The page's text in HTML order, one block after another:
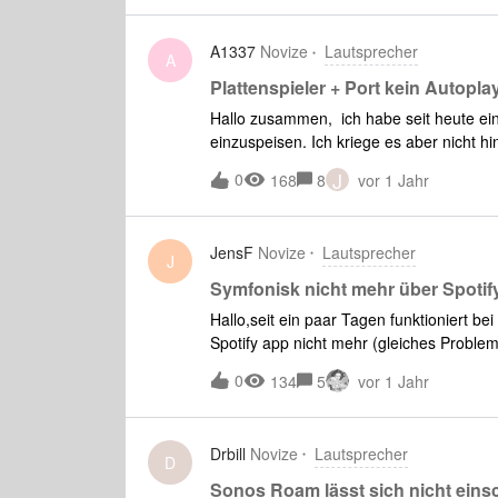
A A1337 Novize Lautsprecher
Plattenspieler + Port kein
Hallo zusammen, ich habe seit heute
einzuspeisen. Ich kriege es aber nicht
über die Playbar direkt läuft. Ich muss
unter Quelle dann Eingang den
neugestartet und die Kabel kontrolliert.
PP400 Phono Vorverstärker. Dieser
ich konfiguriert unter Port →
nutzen → anAutoplay-Lautstärke → 50%
0 168 8 J vor 1 Jahr
J JensF Novize Lautsprecher
Symfonisk nicht mehr über
Hallo,seit ein paar Tagen funktioniert
Spotify app nicht mehr (gleiches
plötzlich in der Spotify App nicht mehr
wurde nichts geändert, es macht den
aus wie ein Problem zwischen Spotify
näher erklärt.beste Grüße!Jens
0 134 5 vor 1 Jahr
D Drbill Novize Lautsprecher
Sonos Roam lässt sich nicht